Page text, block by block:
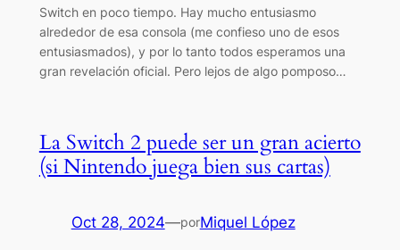
Switch en poco tiempo. Hay mucho entusiasmo
alrededor de esa consola (me confieso uno de esos
entusiasmados), y por lo tanto todos esperamos una
gran revelación oficial. Pero lejos de algo pomposo…
La Switch 2 puede ser un gran acierto
(si Nintendo juega bien sus cartas)
Oct 28, 2024—porMiquel López